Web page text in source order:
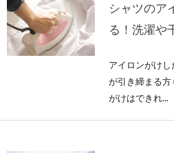
シャツのア
る！洗濯や
アイロンがけ
が引き締まる
がけはできれ...